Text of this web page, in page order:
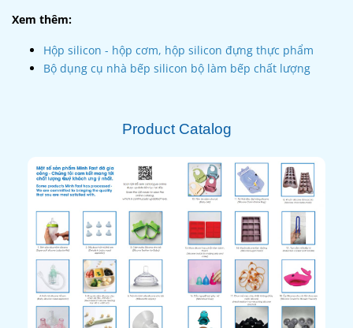
Xem thêm:
Hộp silicon - hộp cơm, hộp silicon đựng thực phẩm
Bộ dụng cụ nhà bếp silicon bộ làm bếp chất lượng
Product Catalog